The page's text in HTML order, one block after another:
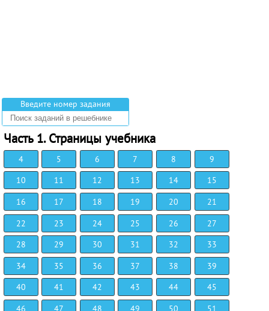
Введите номер задания
Часть 1. Страницы учебника
4 5 6 7 8
9
10
11 12 13 14
15
16
17 18 19 20
21
22
23 24 25 26
27
28
29 30 31 32
33
34
35 36 37 38
39
40
41 42 43 44
45
46
47 48 49 50 51